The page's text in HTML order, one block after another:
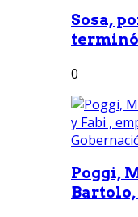
Sosa,
0
Poggi,